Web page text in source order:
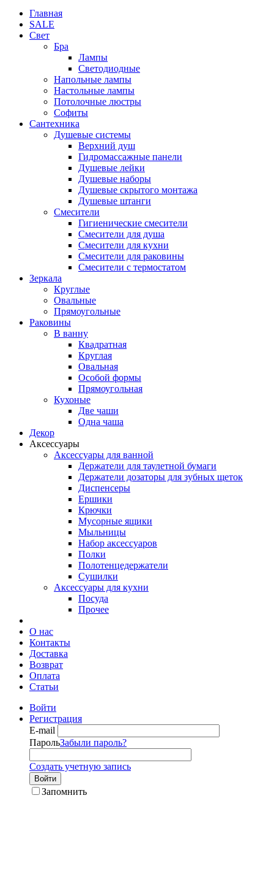
Главная
SALE
Свет
Бра
Лампы
Светодиодные
Напольные лампы
Настольные лампы
Потолочные люстры
Софиты
Сантехника
Душевые системы
Верхний душ
Гидромассажные панели
Душевые лейки
Душевые наборы
Душевые скрытого монтажа
Душевые штанги
Смесители
Гигиенические смесители
Смесители для душа
Смесители для кухни
Смесители для раковины
Смесители с термостатом
Зеркала
Круглые
Овальные
Прямоугольные
Раковины
В ванну
Квадратная
Круглая
Овальная
Особой формы
Прямоугольная
Кухоные
Две чаши
Одна чаша
Декор
Аксессуары
Аксессуары для ванной
Держатели для таулетной бумаги
Держатели дозаторы для зубных щеток
Диспенсеры
Ершики
Крючки
Мусорные ящики
Мыльницы
Набор аксессуаров
Полки
Полотенцедержатели
Сушилки
Аксессуары для кухни
Посуда
Прочее
О нас
Контакты
Доставка
Возврат
Оплата
Статьи
Войти
Регистрация
E-mail
ПарольЗабыли пароль?
Создать учетную запись
Войти
Запомнить